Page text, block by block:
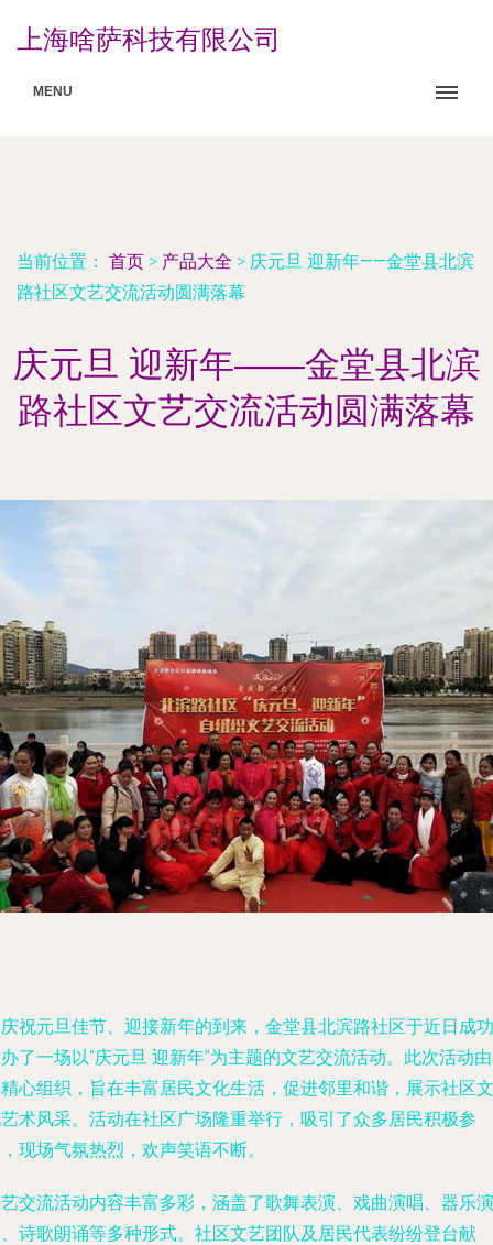
上海啥萨科技有限公司
MENU
当前位置： 首页 > 产品大全 > 庆元旦 迎新年——金堂县北滨
路社区文艺交流活动圆满落幕
庆元旦 迎新年——金堂县北滨
路社区文艺交流活动圆满落幕
祝元旦佳节、迎接新年的到来，金堂县北滨路社区于近日成功
了一场以“庆元旦 迎新年”为主题的文艺交流活动。此次活动
心组织，旨在丰富居民文化生活，促进邻里和谐，展示社区文
术风采。活动在社区广场隆重举行，吸引了众多居民积极参
现场气氛热烈，欢声笑语不断。
交流活动内容丰富多彩，涵盖了歌舞表演、戏曲演唱、器乐演
诗歌朗诵等多种形式。社区文艺团队及居民代表纷纷登台献